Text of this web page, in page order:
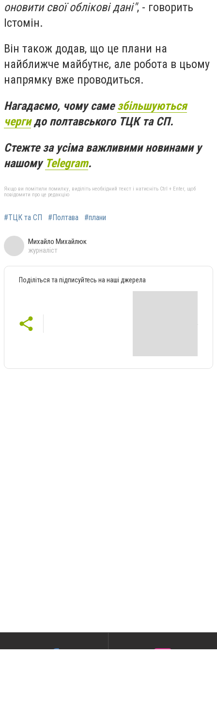
оновити свої облікові дані", - говорить
Істомін.
Він також додав, що це плани на
найближче майбутнє, але робота в цьому
напрямку вже проводиться.
Нагадаємо, чому самезбільшуються
чергидо полтавського ТЦК та СП.
Стежте за усіма важливими новинами у
нашому Telegram.
Якщо ви помітили помилку, виділіть необхідний текст і натисніть Ctrl + Enter, щоб
повідомити про це редакцію
#ТЦК та СП #Полтава #плани
Михайло Михайлюк
журналіст
Поділіться та підписуйтесь на наші джерела